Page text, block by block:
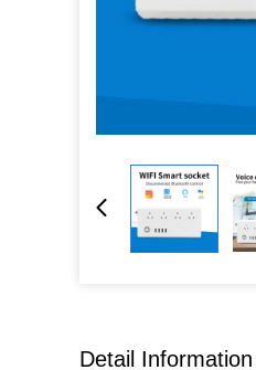
Detail Information